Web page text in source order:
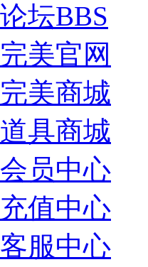
论坛BBS
完美官网
完美商城
道具商城
会员中心
充值中心
客服中心